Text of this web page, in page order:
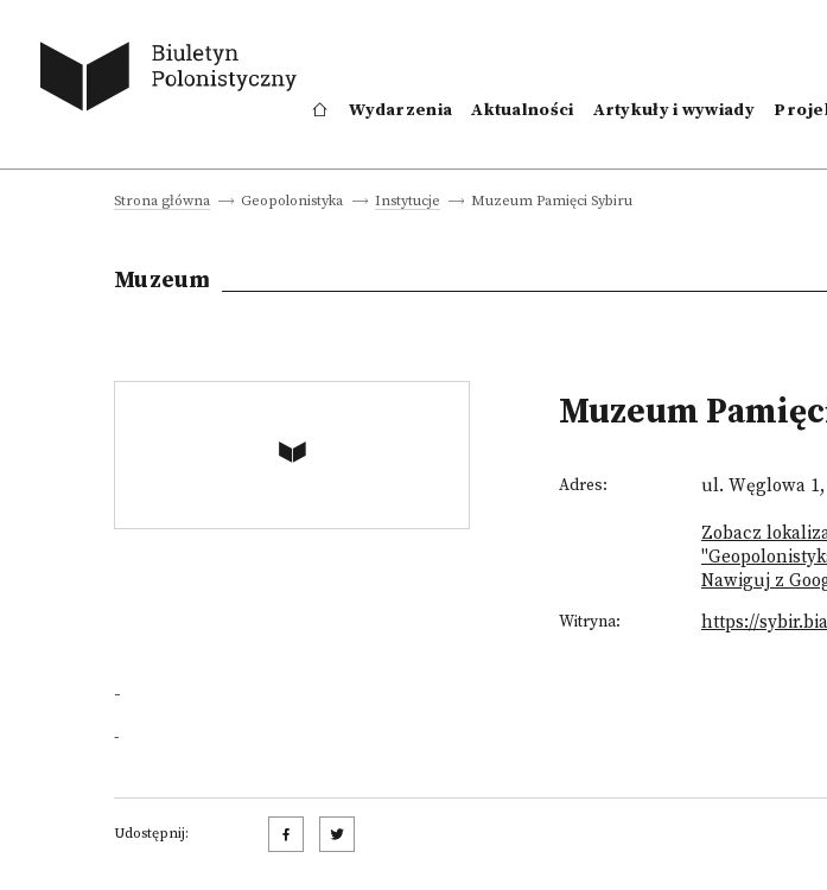
Wydarzenia Aktualności Artykuły i wywiady
Strona główna Geopolonistyka Instytucje Muzeum Pamięci Sybiru
Muzeum
Muzeum
Adres: ul. Węglowa 1,
Zobacz
Nawiguj z
Witryna: https://
-
-
Udostępnij: